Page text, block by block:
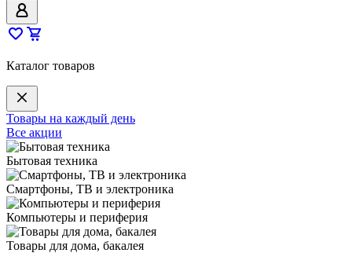
Каталог товаров
Товары на каждый день
Все акции
Бытовая техника
Смартфоны, ТВ и электроника
Компьютеры и периферия
Товары для дома, бакалея